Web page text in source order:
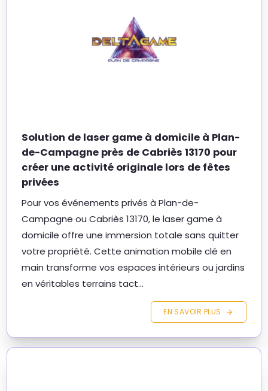
Solution de laser game à domicile à Plan-
de-Campagne près de Cabriès 13170 pour
créer une activité originale lors de fêtes
privées
Pour vos événements privés à Plan-de-
Campagne ou Cabriès 13170, le laser game à
domicile offre une immersion totale sans quitter
votre propriété. Cette animation mobile clé en
main transforme vos espaces intérieurs ou jardins
en véritables terrains tact...
EN SAVOIR PLUS